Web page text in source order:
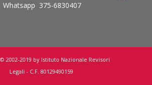
Whatsapp 375-6830407
2002-2019 by Istituto Nazionale Revisori
Legali - C.F. 80129490159